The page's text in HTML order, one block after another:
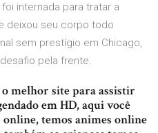
internada para tratar a
deixou seu corpo todo
sem prestígio em Chicago,
pela frente.
melhor site para assistir
em HD, aqui você
temos animes online